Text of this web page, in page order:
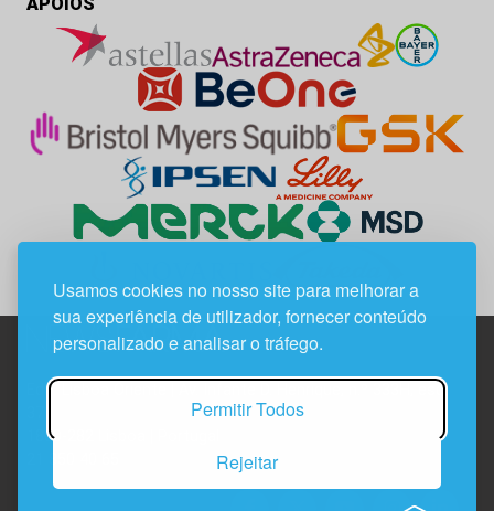
Usamos cookies no nosso site para melhorar a
sua experiência de utilizador, fornecer conteúdo
personalizado e analisar o tráfego.
Permitir Todos
Rejeitar
APOIOS
Edif. Lisboa Oriente | Av. Infante D. Henrique, n.º 333H, esc.
1800-282 Lisboa | Portugal